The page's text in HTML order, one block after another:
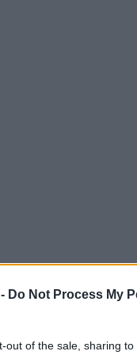
Do Not Process My
out of the sale, sharing